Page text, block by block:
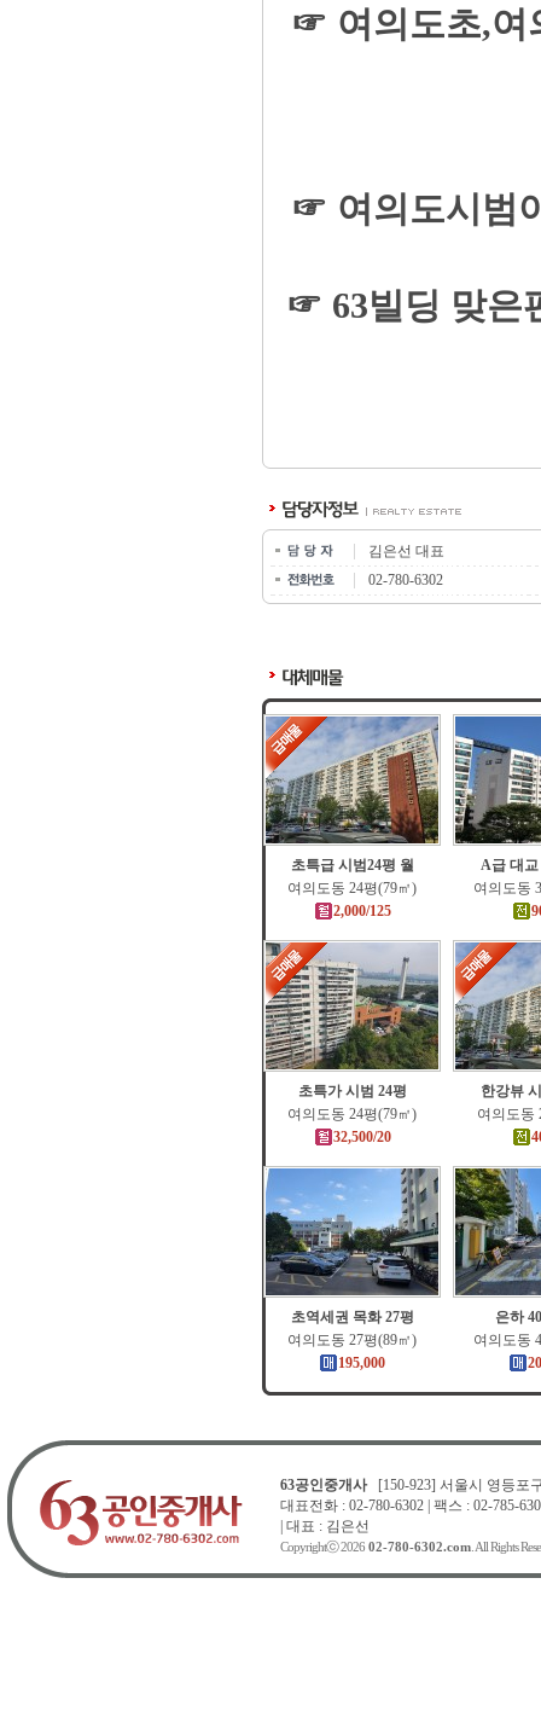
☞ 여의도초,여
☞ 여의도시범
☞ 63빌딩 맞은
김은선 대표
02-780-6302
초특급 시범24평 월
여의도동 24평(79㎡)
2,000/125
A급 대교
여의도동
초특가 시범 24평
여의도동 24평(79㎡)
32,500/20
한강뷰
여의도동
초역세권 목화 27평
여의도동 27평(89㎡)
195,000
은하
여의도동
63공인중개사[150-923] 서울시 영등포
대표전화 : 02-780-6302 | 팩스 : 02-785-
| 대표 : 김은선
Copyrightⓒ 2026 02-780-6302.com. All Rights